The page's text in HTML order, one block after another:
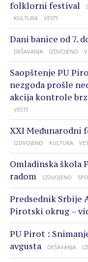
folklorni festival
KULTURA
VESTI
Dani banice od 7.
DEŠAVANJA IZDVOJENO
Saopštenje PU
nezgoda prošle
akcija kontrole
VESTI
XXI
IZDVOJENO KULTURA
Omladinska škola
radom
IZDVOJENO
Predsednik Srbije
Pirotski okrug –
PU Pirot :
avgusta
DEŠAVANJA